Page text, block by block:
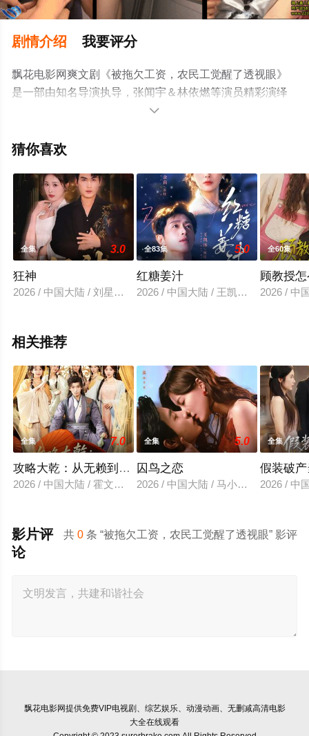
剧情介绍 我要评分
飘花电影网爽文剧《被拖欠工资，农民工觉醒了透视眼》
是一部由知名导演执导，张闻宇＆林依燃等演员精彩演绎
的中国大陆电视剧，大结局剧情已揭晓（全集），手机免
相关信息可移步至豆瓣电视剧、电视猫或剧情网等平台了

猜你喜欢
全集 3.0
狂神
2026 / 中国大陆 / 刘星辰&周朕&史玥匀
全83集 5.0
红糖姜汁
2026 / 中国大陆 / 王凯沐＆余茵
全60集
顾教授
2026 / 中
相关推荐
全集 7.0
攻略大乾：从无赖到霸主
2026 / 中国大陆 / 霍文琦＆陈洁蕾
全集 5.0
囚鸟之恋
2026 / 中国大陆 / 马小宇&兰岚
全集
假装破
2026 / 中
共0 条 “被拖欠工资，农民工觉醒了透视眼” 影评
影片评
论
飘花电影网提供免费VIP电视剧、综艺娱乐、动漫动画、无删减高清电影
大全在线观看